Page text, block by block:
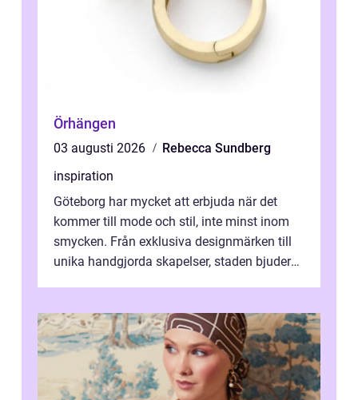
Örhängen
03 augusti 2026
Rebecca Sundberg
inspiration
Göteborg har mycket att erbjuda när det
kommer till mode och stil, inte minst inom
smycken. Från exklusiva designmärken till
unika handgjorda skapelser, staden bjuder